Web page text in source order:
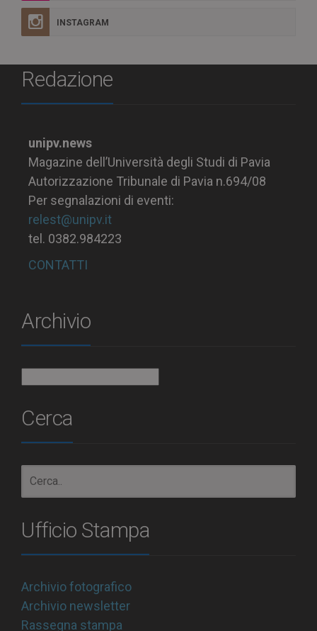
INSTAGRAM
Redazione
unipv.news
Magazine dell’Università degli Studi di Pavia
Autorizzazione Tribunale di Pavia n.694/08
Per segnalazioni di eventi:
relest@unipv.it
tel. 0382.984223
CONTATTI
Archivio
Cerca
Ufficio Stampa
Archivio fotografico
Archivio newsletter
Rassegna stampa